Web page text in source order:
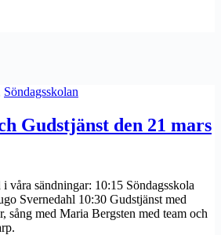
Söndagsskolan
Gudstjänst den 21 mars
våra sändningar: 10:15 Söndagsskola
Svernedahl 10:30 Gudstjänst med
sång med Maria Bergsten med team och